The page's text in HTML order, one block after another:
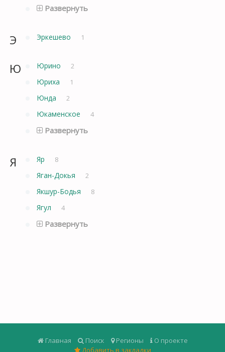
Развернуть
Э Эркешево 1
Ю Юрино 2
Юриха 1
Юнда 2
Юкаменское 4
Развернуть
Я Яр 8
Яган-Докья 2
Якшур-Бодья 8
Ягул 4
Развернуть
Главная Поиск Регионы
О проекте
Добавить в закладки